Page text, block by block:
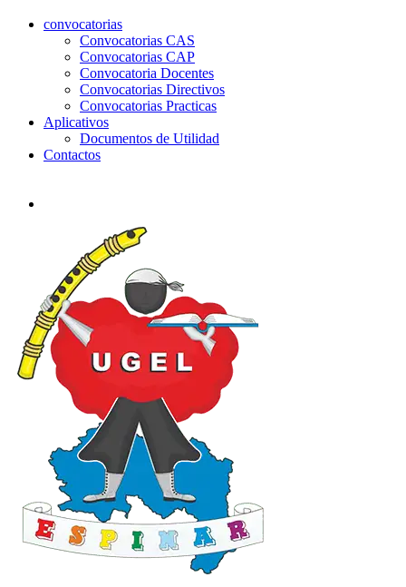
convocatorias
Convocatorias CAS
Convocatorias CAP
Convocatoria Docentes
Convocatorias Directivos
Convocatorias Practicas
Aplicativos
Documentos de Utilidad
Contactos